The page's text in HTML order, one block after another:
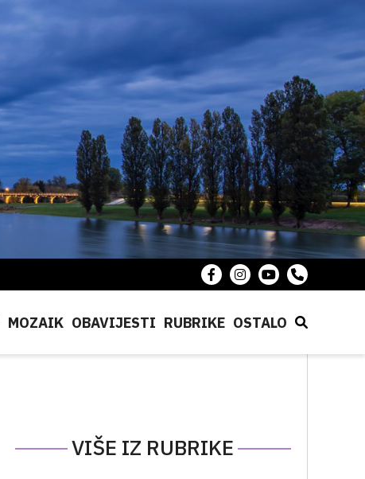
MOZAIK OBAVIJESTI RUBRIKE OSTALO
VIŠE IZ RUBRIKE